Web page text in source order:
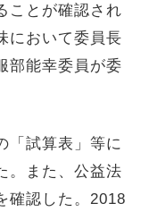
ことが確認され
において委員長
部能幸委員が委
「試算表」等に
。また、公益法
確認した。2018